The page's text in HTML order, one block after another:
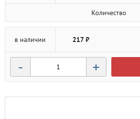
Количество
в наличии 217 ₽
- +